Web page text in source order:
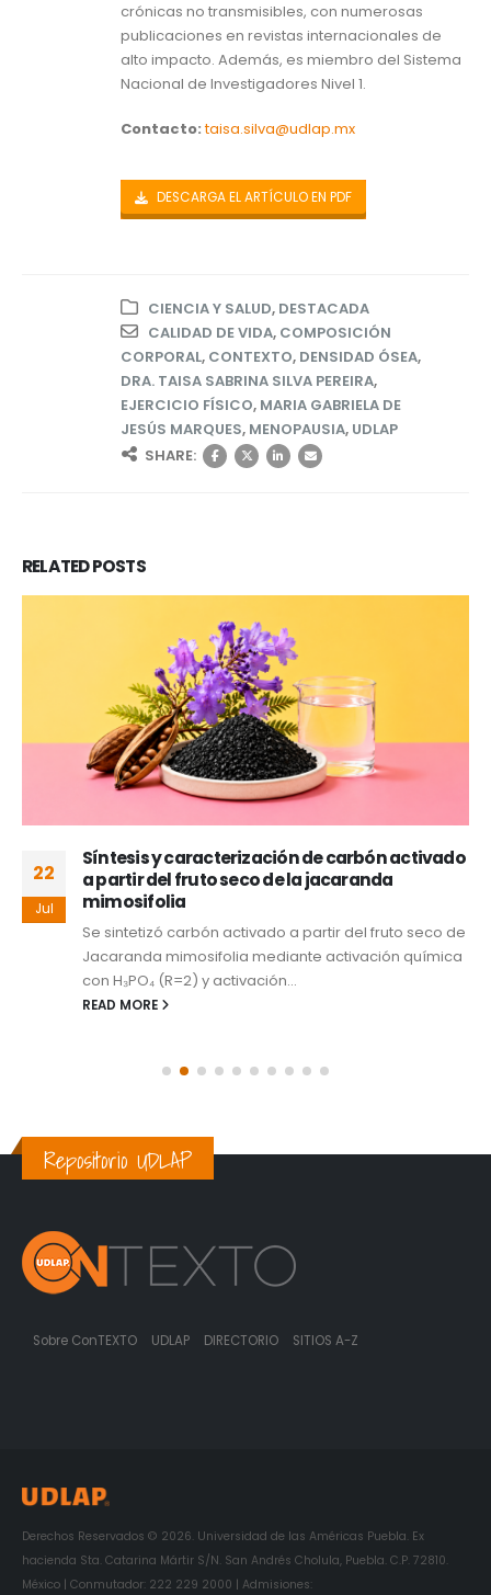
crónicas no transmisibles, con numerosas
publicaciones en revistas internacionales de
alto impacto. Además, es miembro del Sistema
Nacional de Investigadores Nivel 1.
Contacto: taisa.silva@udlap.mx
DESCARGA EL ARTÍCULO EN PDF
CIENCIA Y SALUD, DESTACADA
CALIDAD DE VIDA, COMPOSICIÓN
CORPORAL, CONTEXTO, DENSIDAD ÓSEA,
DRA. TAISA SABRINA SILVA PEREIRA,
EJERCICIO FÍSICO, MARIA GABRIELA DE
JESÚS MARQUES, MENOPAUSIA, UDLAP
SHARE:
RELATEDPOSTS
22
Jul
Síntesis y caracterización de carbón activado
a partir del fruto seco de la jacaranda
mimosifolia
Se sintetizó carbón activado a partir del fruto seco de
Jacaranda mimosifolia mediante activación química
con H₃PO₄ (R=2) y activación...
READ MORE
Repositorio UDLAP
Sobre ConTEXTO UDLAP DIRECTORIO SITIOS A-Z
Derechos Reservados © 2026. Universidad de las Américas Puebla. Ex
hacienda Sta. Catarina Mártir S/N. San Andrés Cholula, Puebla. C.P. 72810.
México | Conmutador: 222 229 2000 | Admisiones: